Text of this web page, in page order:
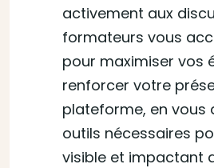
activement aux
formateurs vous
pour maximiser vos
renforcer votre
plateforme, en vous
outils nécessaires
visible et impactant